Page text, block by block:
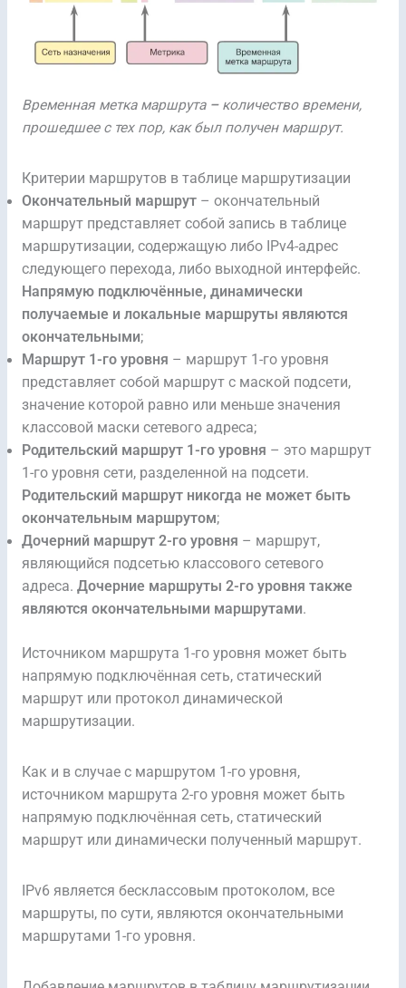
Временная метка маршрута–количество времени,
прошедшее с тех пор, как был получен маршрут.
Критерии маршрутов в таблице маршрутизации
Окончательный маршрут– окончательный
маршрут представляет собой запись в таблице
маршрутизации, содержащую либо IPv4-адрес
следующего перехода, либо выходной интерфейс.
Напрямую подключённые, динамически
получаемые и локальные маршруты являются
окончательными;
Маршрут 1-го уровня – маршрут 1-го уровня
представляет собой маршрут с маской подсети,
значение которой равно или меньше значения
классовой маски сетевого адреса;
Родительский маршрут 1-го уровня – это маршрут
1-го уровня сети, разделенной на подсети.
Родительский маршрут никогда не может быть
окончательным маршрутом;
Дочерний маршрут 2-го уровня – маршрут,
являющийся подсетью классового сетевого
адреса. Дочерние маршруты 2-го уровня также
являются окончательными маршрутами.
Источником маршрута 1-го уровня может быть
напрямую подключённая сеть, статический
маршрут или протокол динамической
маршрутизации.
Как и в случае с маршрутом 1-го уровня,
источником маршрута 2-го уровня может быть
напрямую подключённая сеть, статический
маршрут или динамически полученный маршрут.
IPv6 является бесклассовым протоколом, все
маршруты, по сути, являются окончательными
маршрутами 1-го уровня.